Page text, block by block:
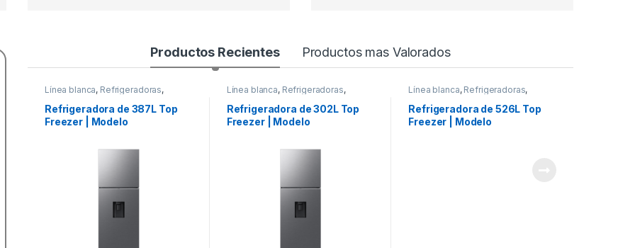
Productos Recientes Productos mas Valorados
Línea blanca, Refrigeradoras,
Refrigeradora de 387L Top
Freezer | Modelo
Línea blanca, Refrigeradoras,
Refrigeradora de 302L Top
Freezer | Modelo
Línea blanca, Refrigeradoras,
Refrigeradora de 526L Top
Freezer | Modelo